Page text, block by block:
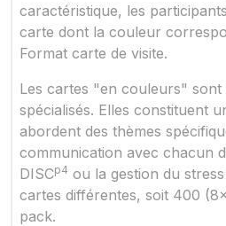
caractéristique, les
carte dont la couleur
Format carte de visite.
Les cartes "en couleurs" sont
spécialisés. Elles constituent
abordent des thèmes
communication avec chacun
DISCp4 ou la gestion du
cartes différentes, soit 400
pack.